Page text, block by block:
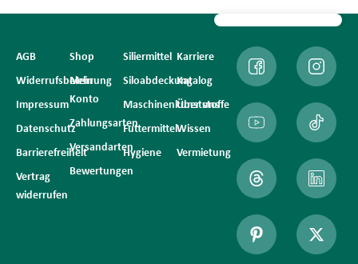
AGB
Widerrufsbelehrung
Impressum
Datenschutz
Barrierefreiheit
Vertrag
widerrufen
Shop
Mein
Konto
Zahlungsarten
Versandarten
Bewertungen
Siliermittel
Siloabdeckung
Maschinenkunststoffe
Futtermittel
Hygiene
Karriere
Katalog
Über uns
Wissen
Vermietung